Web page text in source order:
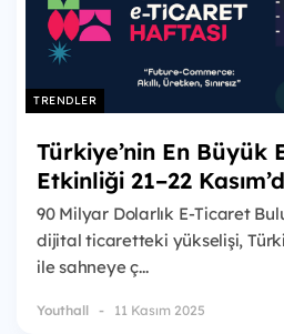
TRENDLER
Türkiye’nin En Büyük
Etkinliği 21–22
90 Milyar Dolarlık E-Ticaret
dijital ticaretteki yükselişi,
ile sahneye ç...
Youthall 11 Kasım 2025